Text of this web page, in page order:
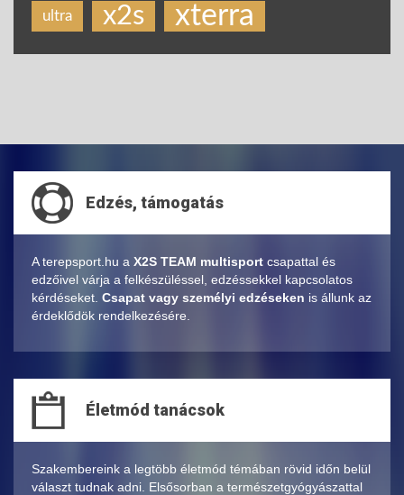
ultra x2s xterra
Edzés, támogatás
A terepsport.hu a X2S TEAM multisport csapattal és
edzőivel várja a felkészüléssel, edzéssekkel kapcsolatos
kérdéseket. Csapat vagy személyi edzéseken is állunk az
érdeklődök rendelkezésére.
Életmód tanácsok
Szakembereink a legtöbb életmód témában rövid időn belül
választ tudnak adni. Elsősorban a természetgyógyászattal